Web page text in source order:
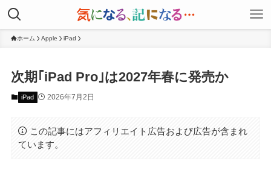
ホーム Apple iPad
次期｢iPad Pro｣は2027年春に発売か
iPad 2026年7月2日
この記事にはアフィリエイト広告および広告が含まれ
ています。